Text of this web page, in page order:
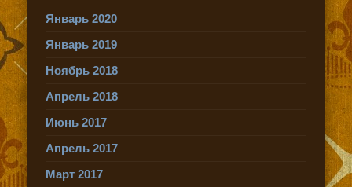
Январь 2020
Январь 2019
Ноябрь 2018
Апрель 2018
Июнь 2017
Апрель 2017
Март 2017